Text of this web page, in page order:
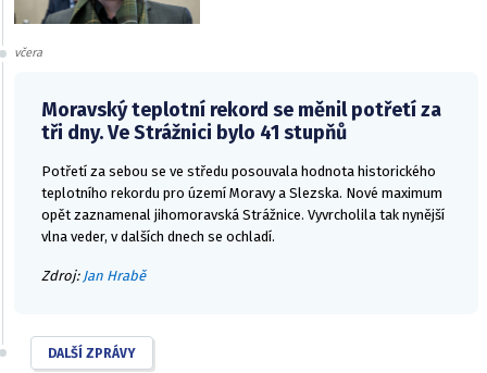
včera
Moravský teplotní rekord se měnil potřetí za
tři dny. Ve Strážnici bylo 41 stupňů
Potřetí za sebou se ve středu posouvala hodnota historického
teplotního rekordu pro území Moravy a Slezska. Nové maximum
opět zaznamenal jihomoravská Strážnice. Vyvrcholila tak nynější
vlna veder, v dalších dnech se ochladí.
Zdroj: Jan Hrabě
DALŠÍ ZPRÁVY